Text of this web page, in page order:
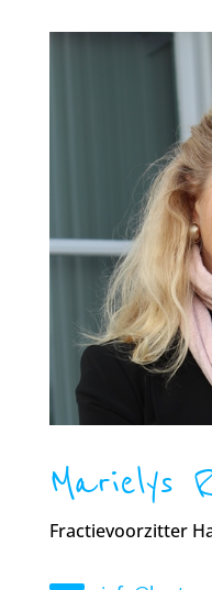
Marielys
Fractievoorzitter